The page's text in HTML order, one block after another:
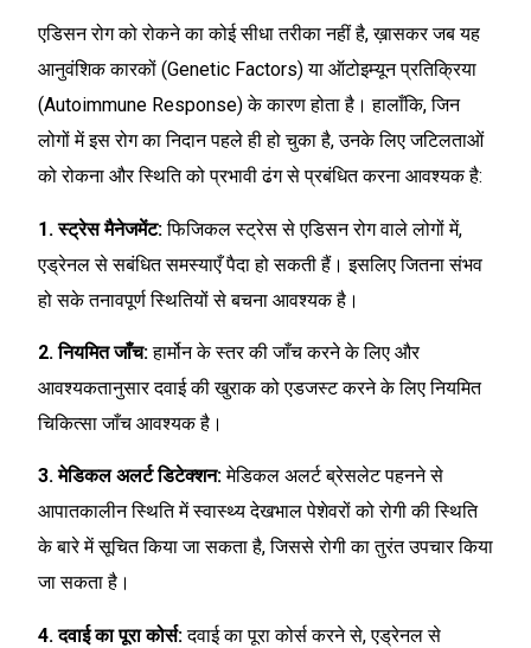
एडिसन रोग को रोकने का कोई सीधा तरीका नहीं है, ख़ासकर जब यह
आनुवंशिक कारकों (Genetic Factors) या ऑटोइम्यून प्रतिक्रिया
(Autoimmune Response) के कारण होता है। हालाँकि, जिन
लोगों में इस रोग का निदान पहले ही हो चुका है, उनके लिए जटिलताओं
को रोकना और स्थिति को प्रभावी ढंग से प्रबंधित करना आवश्यक है:
1. स्ट्रेस मैनेजमेंट:फिजिकल स्ट्रेस से एडिसन रोग वाले लोगों में,
एड्रेनल से सबंधित समस्याएँ पैदा हो सकती हैं। इसलिए जितना संभव
हो सके तनावपूर्ण स्थितियों से बचना आवश्यक है।
2. नियमित जाँच:हार्मोन के स्तर की जाँच करने के लिए और
आवश्यकतानुसार दवाई की खुराक को एडजस्ट करने के लिए नियमित
चिकित्सा जाँच आवश्यक है।
3. मेडिकल अलर्ट डिटेक्शन:मेडिकल अलर्ट ब्रेसलेट पहनने से
आपातकालीन स्थिति में स्वास्थ्य देखभाल पेशेवरों को रोगी की स्थिति
के बारे में सूचित किया जा सकता है, जिससे रोगी का तुरंत उपचार किया
जा सकता है।
4. दवाई का पूरा कोर्स:दवाई का पूरा कोर्स करने से, एड्रेनल से